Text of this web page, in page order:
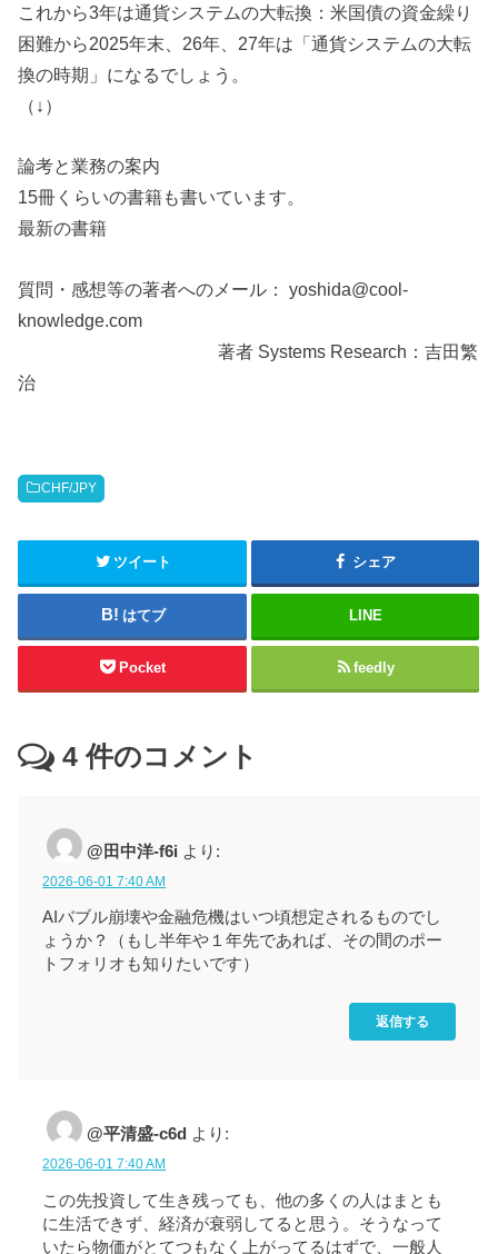
これから3年は通貨システムの大転換：米国債の資金繰り
困難から2025年末、26年、27年は「通貨システムの大転
換の時期」になるでしょう。
（↓）
論考と業務の案内
15冊くらいの書籍も書いています。
最新の書籍
質問・感想等の著者へのメール： yoshida@cool-
knowledge.com
著者 Systems Research：吉田繁
治
CHF/JPY
ツイート シェア
はてブ LINE
Pocket feedly
4 件のコメント
@田中洋-f6i より:
2026-06-01 7:40 AM
AIバブル崩壊や金融危機はいつ頃想定されるものでし
ょうか？（もし半年や１年先であれば、その間のポー
トフォリオも知りたいです）
返信する
@平清盛-c6d より:
2026-06-01 7:40 AM
この先投資して生き残っても、他の多くの人はまとも
に生活できず、経済が衰弱してると思う。そうなって
いたら物価がとてつもなく上がってるはずで、一般人